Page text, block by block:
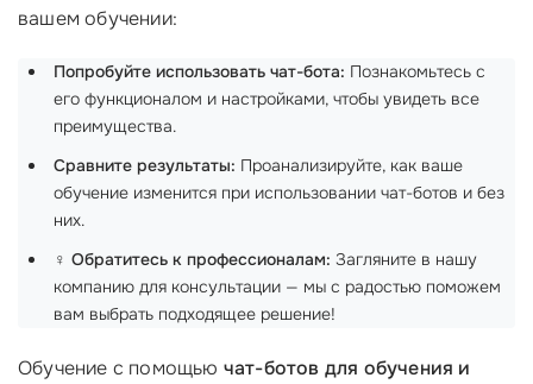
вашем обучении:
Попробуйте использовать чат-бота: Познакомьтесь с
его функционалом и настройками, чтобы увидеть все
преимущества.
Сравните результаты: Проанализируйте, как ваше
обучение изменится при использовании чат-ботов и без
них.
‍♀️ Обратитесь к профессионалам: Загляните в нашу
компанию для консультации — мы с радостью поможем
вам выбрать подходящее решение!
Обучение с помощью чат-ботов для обучения и